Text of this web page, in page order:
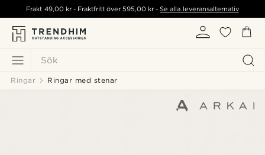
Sök
Frakt 49,00 kr- Fraktfritt över595,00 kr -Se alla leveransalternativ
Ringar Ringar med stenar